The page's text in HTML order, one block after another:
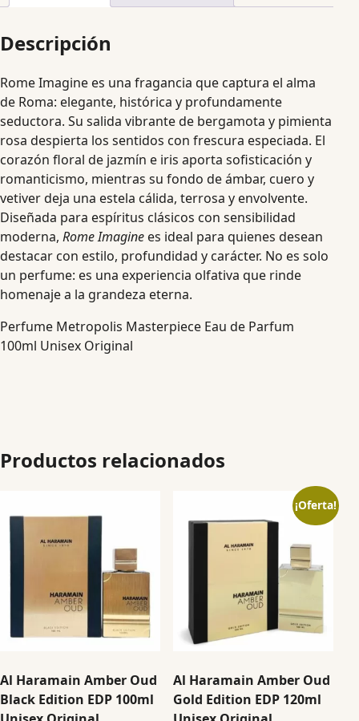
Descripción
Rome Imagine es una fragancia que captura el alma
de Roma: elegante, histórica y profundamente
seductora. Su salida vibrante de bergamota y pimienta
rosa despierta los sentidos con frescura especiada. El
corazón floral de jazmín e iris aporta sofisticación y
romanticismo, mientras su fondo de ámbar, cuero y
vetiver deja una estela cálida, terrosa y envolvente.
Diseñada para espíritus clásicos con sensibilidad
moderna, Rome Imagine es ideal para quienes desean
destacar con estilo, profundidad y carácter. No es solo
un perfume: es una experiencia olfativa que rinde
homenaje a la grandeza eterna.
Perfume Metropolis Masterpiece Eau de Parfum
100ml Unisex Original
Productos relacionados
Al Haramain Amber Oud
Black Edition EDP 100ml
¡Oferta!
Al Haramain Amber Oud
Gold Edition EDP 120ml